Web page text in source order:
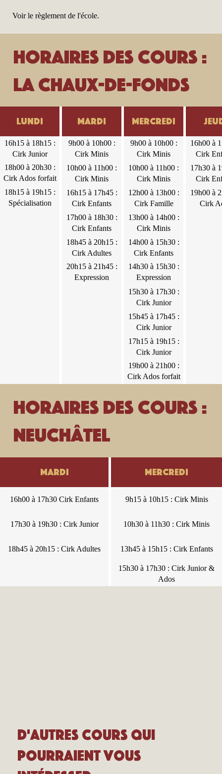
Horaires des cours :
La Chaux-de-Fonds
Voir le règlement de l'école.
Mercredi Vendredi
16h15 à
18h15 :
Cirk
Junior
9h00 à
10h00 :
Cirk
Minis
9h00 à
10h00 :
Cirk
Minis
16h00 à
17h30 :
Cirk
Enfants
16h00 à
17h30 :
Cirk
Enfants
9h00 à
10h00 :
Cirk Minis
18h00 à
20h30 :
Cirk Ados
forfait 2
10h00 à
11h00 :
Cirk
Minis
10h00 à
11h00 :
Cirk
Minis
17h30 à
19h00 :
Cirk
Enfants
17h30 à
19h30 :
Cirk
Junior
10h00 à
11h00 :
Cirk Minis
18h15 à
19h15 :
16h15 à
17h45 :
12h00 à
13h00 :
Cirk
Famille
19h00 à
21h00 :
Cirk Ados
19h30 à
22h00 :
Cirk Ados
forfait 2
11h00 à
12h00 :
13h00 à
14h00 :
Cirk
Minis
14h00 à
15h30 :
Cirk
Enfants
14h30 à
15h30 :
Lundi Mardi Mercredi
16h15 à 18h15 :
Cirk Junior
9h00 à 10h00 :
Cirk Minis
9h00 à 10h00 :
Cirk Minis
16h00 à
Cirk
18h00 à 20h30 :
Cirk Ados forfait
2
10h00 à 11h00 :
Cirk Minis
10h00 à 11h00 :
Cirk Minis
17h30 à
Cirk
18h15 à 19h15 :
Spécialisation
16h15 à 17h45 :
Cirk Enfants
12h00 à 13h00 :
Cirk Famille
19h00 à
Cirk
17h00 à 18h30 :
Cirk Enfants
13h00 à 14h00 :
Cirk Minis
18h45 à 20h15 :
Cirk Adultes
14h00 à 15h30 :
Cirk Enfants
20h15 à 21h45 :
Expression
14h30 à 15h30 :
Expression
corporelle enfants
15h30 à 17h30 :
Cirk Junior
15h45 à 17h45 :
Cirk Junior
17h15 à 19h15 :
Cirk Junior
19h00 à 21h00 :
Cirk Ados forfait
Horaires des cours :
Neuchâtel
Mardi Mercredi
16h00 à 17h30 Cirk Enfants 9h15 à 10h15 : Cirk Minis
17h30 à 19h30 : Cirk Junior 10h30 à 11h30 : Cirk Minis
18h45 à 20h15 : Cirk Adultes 13h45 à 15h15 : Cirk Enfants
15h30 à 17h30 : Cirk Junior &
Ados
Mardi Mercredi
16h00 à 17h30 Cirk Enfants 9h15 à 10h15 : Cirk Minis
17h30 à 19h30 : Cirk Junior 10h30 à 11h30 : Cirk Minis
18h45 à 20h15 : Cirk Adultes 13h45 à 15h15 : Cirk Enfants
15h30 à 17h30 : Cirk Junior &
Ados
D'autres cours qui
pourraient vous